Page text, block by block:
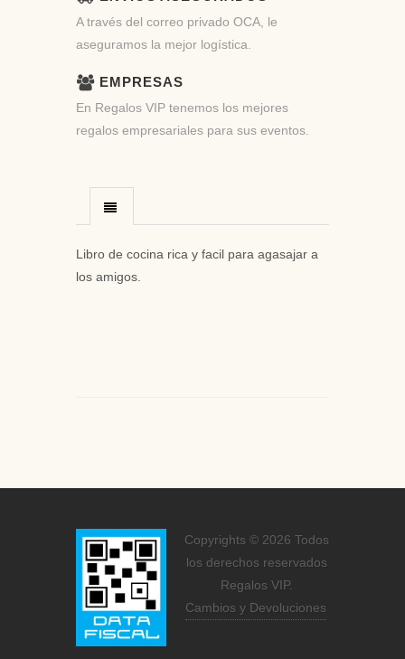
A través del correo privado OCA, le
aseguramos la mejor logística.
EMPRESAS
En Regalos VIP tenemos los mejores
regalos empresariales para sus eventos.
Libro de cocina rica y facil para agasajar a
los amigos.
Copyrights © 2026 Todos
los derechos reservados
Regalos VIP.
Cambios y Devoluciones